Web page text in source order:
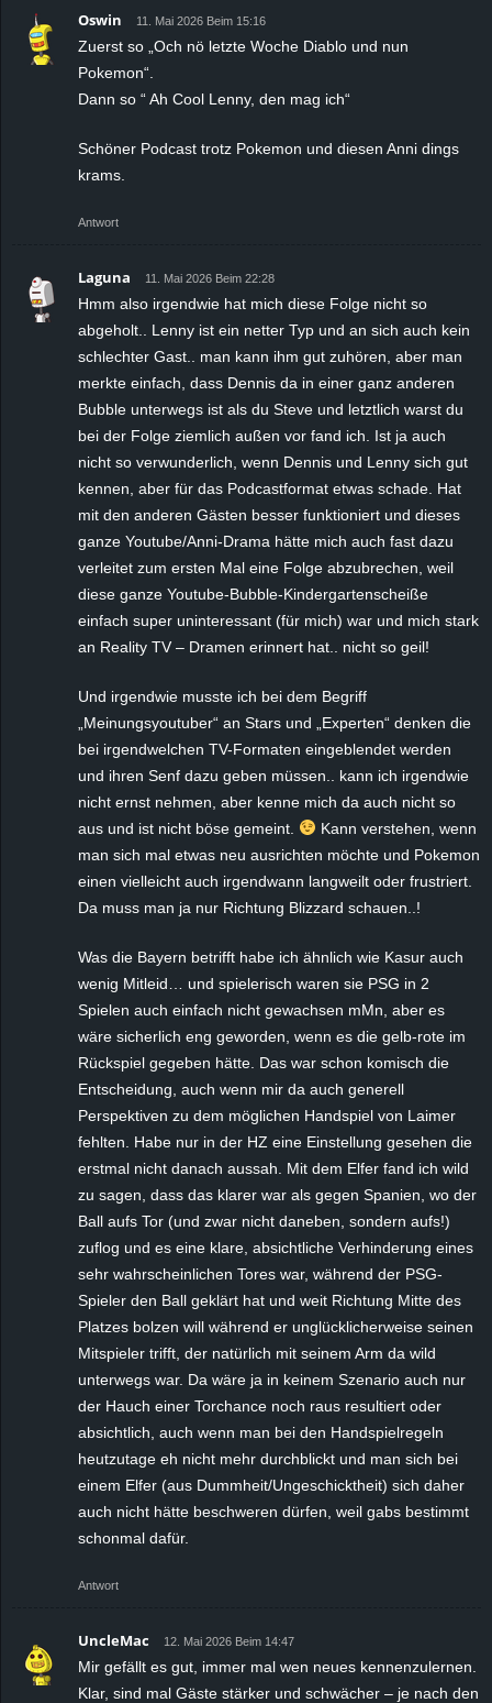
Oswin 11. Mai 2026 Beim 15:16
Zuerst so „Och nö letzte Woche Diablo und nun
Pokemon“.
Dann so “ Ah Cool Lenny, den mag ich“
Schöner Podcast trotz Pokemon und diesen Anni dings
krams.
Antwort
Laguna 11. Mai 2026 Beim 22:28
Hmm also irgendwie hat mich diese Folge nicht so
abgeholt.. Lenny ist ein netter Typ und an sich auch kein
schlechter Gast.. man kann ihm gut zuhören, aber man
merkte einfach, dass Dennis da in einer ganz anderen
Bubble unterwegs ist als du Steve und letztlich warst du
bei der Folge ziemlich außen vor fand ich. Ist ja auch
nicht so verwunderlich, wenn Dennis und Lenny sich gut
kennen, aber für das Podcastformat etwas schade. Hat
mit den anderen Gästen besser funktioniert und dieses
ganze Youtube/Anni-Drama hätte mich auch fast dazu
verleitet zum ersten Mal eine Folge abzubrechen, weil
diese ganze Youtube-Bubble-Kindergartenscheiße
einfach super uninteressant (für mich) war und mich stark
an Reality TV – Dramen erinnert hat.. nicht so geil!
Und irgendwie musste ich bei dem Begriff
„Meinungsyoutuber“ an Stars und „Experten“ denken die
bei irgendwelchen TV-Formaten eingeblendet werden
und ihren Senf dazu geben müssen.. kann ich irgendwie
nicht ernst nehmen, aber kenne mich da auch nicht so
aus und ist nicht böse gemeint.
Kann verstehen, wenn
man sich mal etwas neu ausrichten möchte und Pokemon
einen vielleicht auch irgendwann langweilt oder frustriert.
Da muss man ja nur Richtung Blizzard schauen..!
Was die Bayern betrifft habe ich ähnlich wie Kasur auch
wenig Mitleid… und spielerisch waren sie PSG in 2
Spielen auch einfach nicht gewachsen mMn, aber es
wäre sicherlich eng geworden, wenn es die gelb-rote im
Rückspiel gegeben hätte. Das war schon komisch die
Entscheidung, auch wenn mir da auch generell
Perspektiven zu dem möglichen Handspiel von Laimer
fehlten. Habe nur in der HZ eine Einstellung gesehen die
erstmal nicht danach aussah. Mit dem Elfer fand ich wild
zu sagen, dass das klarer war als gegen Spanien, wo der
Ball aufs Tor (und zwar nicht daneben, sondern aufs!)
zuflog und es eine klare, absichtliche Verhinderung eines
sehr wahrscheinlichen Tores war, während der PSG-
Spieler den Ball geklärt hat und weit Richtung Mitte des
Platzes bolzen will während er unglücklicherweise seinen
Mitspieler trifft, der natürlich mit seinem Arm da wild
unterwegs war. Da wäre ja in keinem Szenario auch nur
der Hauch einer Torchance noch raus resultiert oder
absichtlich, auch wenn man bei den Handspielregeln
heutzutage eh nicht mehr durchblickt und man sich bei
einem Elfer (aus Dummheit/Ungeschicktheit) sich daher
auch nicht hätte beschweren dürfen, weil gabs bestimmt
schonmal dafür.
Antwort
UncleMac 12. Mai 2026 Beim 14:47
Mir gefällt es gut, immer mal wen neues kennenzulernen.
Klar, sind mal Gäste stärker und schwächer – je nach den